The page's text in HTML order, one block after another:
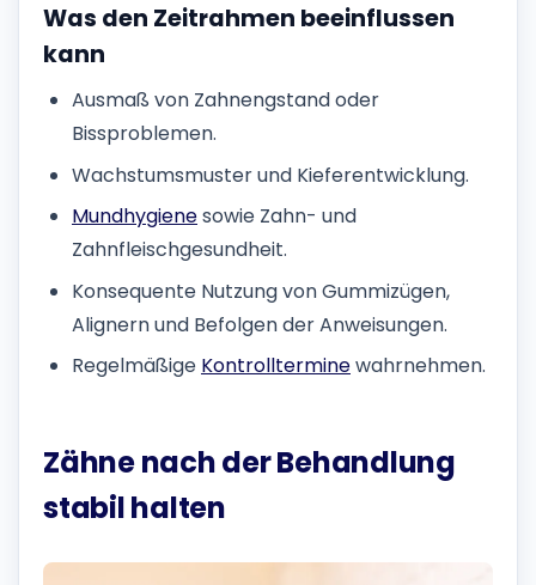
Was den Zeitrahmen beeinflussen
kann
Ausmaß von Zahnengstand oder
Bissproblemen.
Wachstumsmuster und Kieferentwicklung.
Mundhygienesowie Zahn- und
Zahnfleischgesundheit.
Konsequente Nutzung von Gummizügen,
Alignern und Befolgen der Anweisungen.
Regelmäßige Kontrollterminewahrnehmen.
Zähne nach der Behandlung
stabil halten